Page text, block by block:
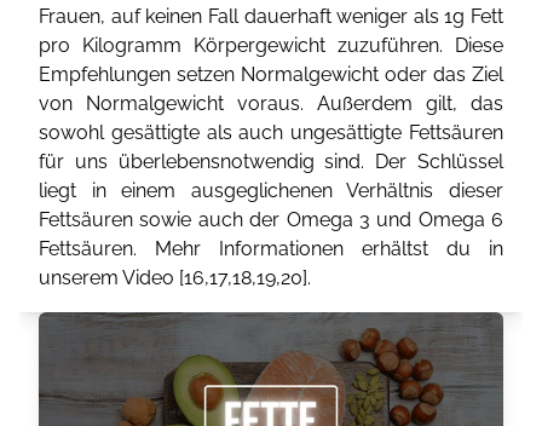
Frauen, auf keinen Fall dauerhaft weniger als 1g Fett
pro Kilogramm Körpergewicht zuzuführen. Diese
Empfehlungen setzen Normalgewicht oder das Ziel
von Normalgewicht voraus. Außerdem gilt, das
sowohl gesättigte als auch ungesättigte Fettsäuren
für uns überlebensnotwendig sind. Der Schlüssel
liegt in einem ausgeglichenen Verhältnis dieser
Fettsäuren sowie auch der Omega 3 und Omega 6
Fettsäuren. Mehr Informationen erhältst du in
unserem Video [16,17,18,19,20].